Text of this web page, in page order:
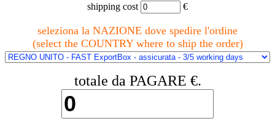
shipping cost €
seleziona la NAZIONE dove spedire l'ordine
(select the COUNTRY where to ship the order)
totale da PAGARE €.